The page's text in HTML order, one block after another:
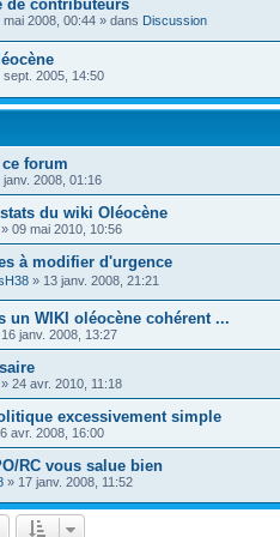
de contributeurs
mai 2008, 00:44 » dans Discussion
sept. 2005, 14:50
ce forum
janv. 2008, 01:16
du wiki Oléocène
09 mai 2010, 10:56
à modifier d'urgence
» 13 janv. 2008, 21:21
un WIKI oléocène cohérent ...
16 janv. 2008, 13:27
24 avr. 2010, 11:18
excessivement simple
avr. 2008, 16:00
RC vous salue bien
» 17 janv. 2008, 11:52